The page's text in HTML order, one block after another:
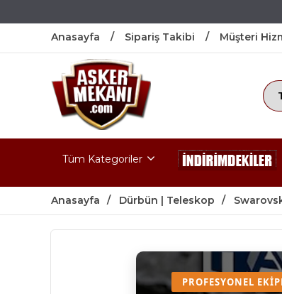
Anasayfa Sipariş Takibi Müşteri
Tüm Kategoriler
Anasayfa Dürbün | Teleskop
PROFESYONEL